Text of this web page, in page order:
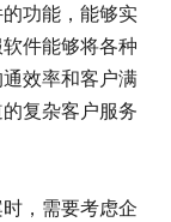
功能，能够实
件能够将各种
效率和客户满
复杂客户服务
，需要考虑企